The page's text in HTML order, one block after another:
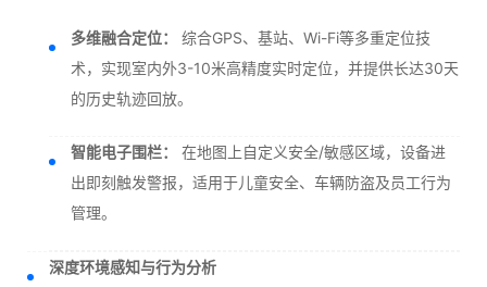
多维融合定位：
综合GPS、基站、Wi-Fi等多重定位技
术，实现室内外3-10米高精度实时定位，并提供长达30天
的历史轨迹回放。
智能电子围栏：
在地图上自定义安全/敏感区域，设备进
出即刻触发警报，适用于儿童安全、车辆防盗及员工行为
管理。
深度环境感知与行为分析